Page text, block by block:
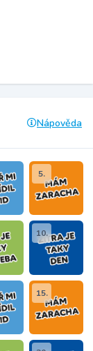
Nápověda
5.
10.
15.